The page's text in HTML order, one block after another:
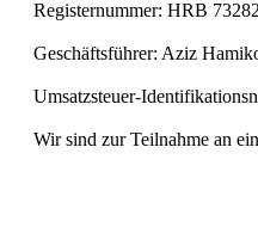
Registernummer: HRB
Geschäftsführer: Aziz
Umsatzsteuer-
Wir sind zur Teilnahme an